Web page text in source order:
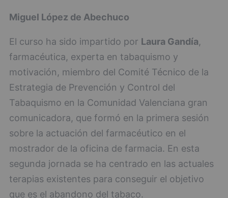
Miguel López de Abechuco
El curso ha sido impartido por Laura Gandía,
farmacéutica, experta en tabaquismo y
motivación, miembro del Comité Técnico de la
Estrategia de Prevención y Control del
Tabaquismo en la Comunidad Valenciana gran
comunicadora, que formó en la primera sesión
sobre la actuación del farmacéutico en el
mostrador de la oficina de farmacia. En esta
segunda jornada se ha centrado en las actuales
terapias existentes para conseguir el objetivo
que es el abandono del tabaco.